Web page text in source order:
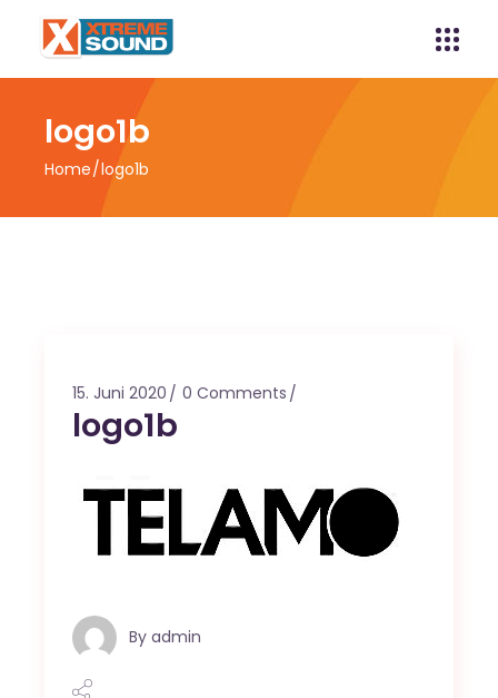
logo1b
Home logo1b
15. Juni 2020 0 Comments
logo1b
By admin